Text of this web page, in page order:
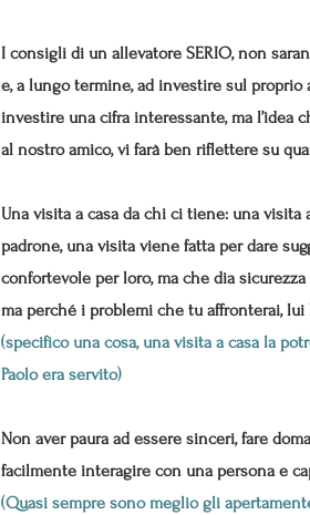
I consigli di un allevatore SERIO, non
e, a lungo termine, ad investire sul proprio
investire una cifra interessante, ma l’idea
al nostro amico, vi farà ben riflettere su
Una visita a casa da chi ci tiene: una
padrone, una visita viene fatta per dare
confortevole per loro, ma che dia
ma perché i problemi che tu affronterai,
(specifico una cosa, una visita a casa la
Paolo era servito)
Non aver paura ad essere sinceri, fare
facilmente interagire con una persona e
(Quasi sempre sono meglio gli